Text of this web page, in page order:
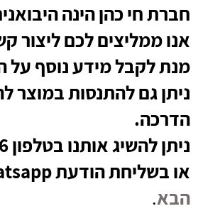
חברת חי כהן הינה
אנו ממליצים לכם ליצור
מנת לקבל מידע נוסף על
ניתן גם להתנסות במוצר
הדרכה.
או בשליחת הודעת Whatsapp
הבא.